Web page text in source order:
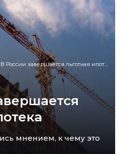
В России завершается льготная ипотека
мнением, к чему это